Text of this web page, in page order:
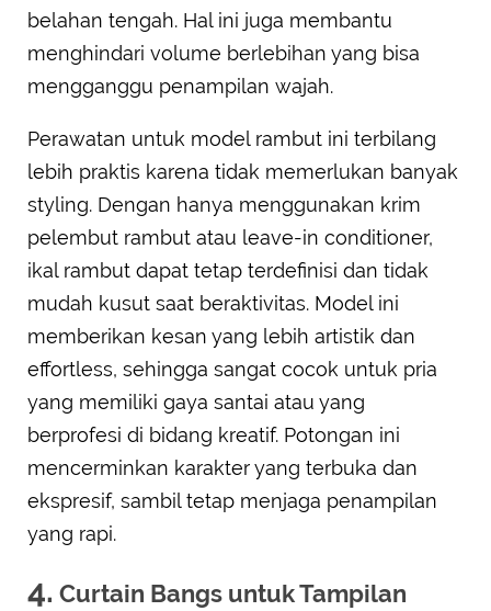
belahan tengah. Hal ini juga membantu
menghindari volume berlebihan yang bisa
mengganggu penampilan wajah.
Perawatan untuk model rambut ini terbilang
lebih praktis karena tidak memerlukan banyak
styling. Dengan hanya menggunakan krim
pelembut rambut atau leave-in conditioner,
ikal rambut dapat tetap terdefinisi dan tidak
mudah kusut saat beraktivitas. Model ini
memberikan kesan yang lebih artistik dan
effortless, sehingga sangat cocok untuk pria
yang memiliki gaya santai atau yang
berprofesi di bidang kreatif. Potongan ini
mencerminkan karakter yang terbuka dan
ekspresif, sambil tetap menjaga penampilan
yang rapi.
4. Curtain Bangs untuk Tampilan